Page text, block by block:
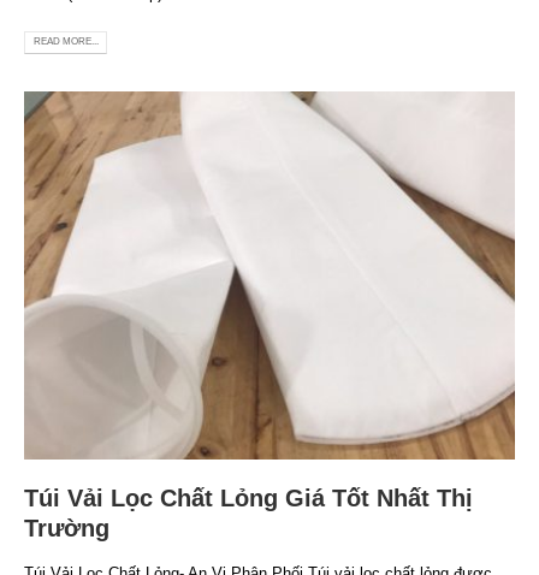
READ MORE...
Túi Vải Lọc Chất Lỏng Giá Tốt Nhất Thị
Trường